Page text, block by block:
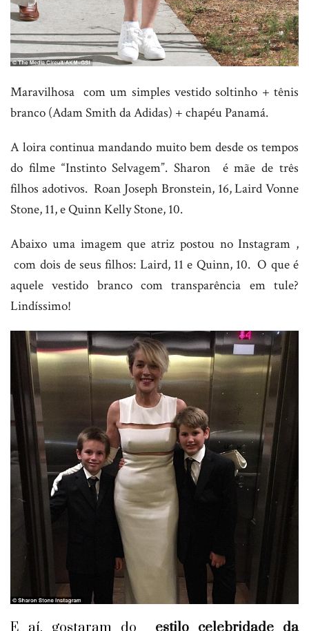
Maravilhosa com um simples vestido soltinho + tênis
branco (Adam Smith da Adidas) + chapéu Panamá.
A loira continua mandando muito bem desde os tempos
do filme “Instinto Selvagem”. Sharon é mãe de três
filhos adotivos. Roan Joseph Bronstein, 16, Laird Vonne
Stone, 11, e Quinn Kelly Stone, 10.
Abaixo uma imagem que atriz postou no Instagram ,
com dois de seus filhos: Laird, 11 e Quinn, 10. O que é
aquele vestido branco com transparência em tule?
Lindíssimo!
E aí, gostaram do estilo celebridade da